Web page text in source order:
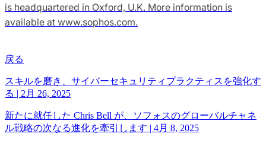
is headquartered in Oxford, U.K. More information is
available at www.sophos.com.
戻る
スキルを磨き、サイバーセキュリティプラクティスを強化す
る | 2月 26, 2025
新たに就任した Chris Bell が、ソフォスのグローバルチャネ
ル戦略の次なる進化を牽引します | 4月 8, 2025